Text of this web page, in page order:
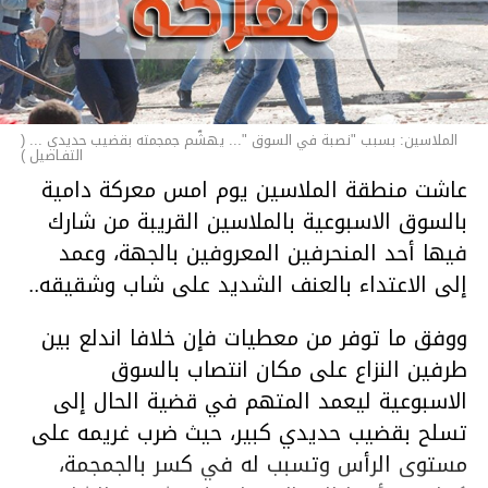
الملاسين: بسبب "نصبة في السوق "... يهشّم جمجمته بقضيب حديدي ... (
التفـاصيل )
عاشت منطقة الملاسين يوم امس معركة دامية
بالسوق الاسبوعية بالملاسين القريبة من شارك
فيها أحد المنحرفين المعروفين بالجهة، وعمد
إلى الاعتداء بالعنف الشديد على شاب وشقيقه..
ووفق ما توفر من معطيات فإن خلافا اندلع بين
طرفين النزاع على مكان انتصاب بالسوق
الاسبوعية ليعمد المتهم في قضية الحال إلى
تسلح بقضيب حديدي كبير، حيث ضرب غريمه على
مستوى الرأس وتسبب له في كسر بالجمجمة،